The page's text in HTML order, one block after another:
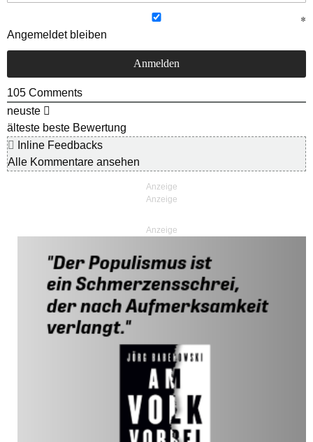
Angemeldet bleiben
105 Comments
neuste
älteste beste Bewertung
Inline Feedbacks
Alle Kommentare ansehen
Anzeige